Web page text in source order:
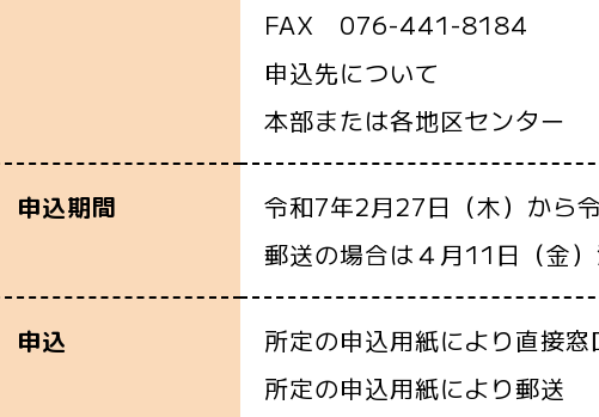
FAX 076-441-8184
申込先について
本部または各地区センター
申込期間
令和7年2月27日（木）から
郵送の場合は４月11日（金
申込
所定の申込用紙により直接窓
所定の申込用紙により郵送